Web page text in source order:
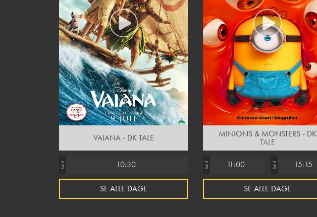
VAIANA - DK TALE
Sal 5 10:30
SE ALLE DAGE
MINIONS & MONSTERS - DK
TALE
Sal 3 11:00 Sal 3 15:15
SE ALLE DAGE